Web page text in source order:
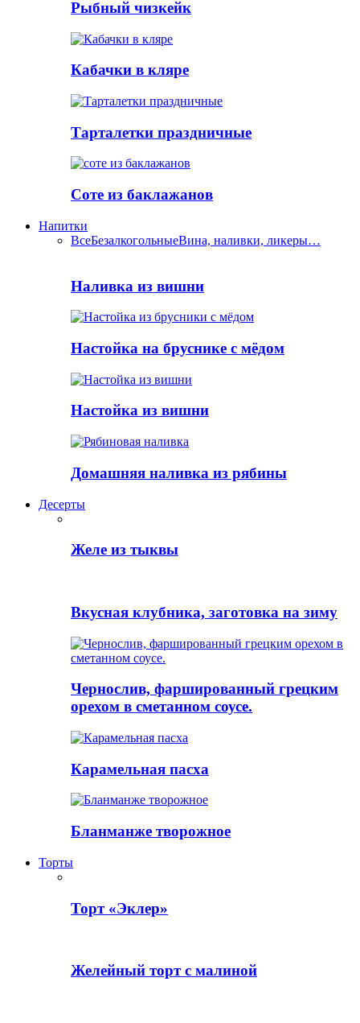
Рыбный чизкейк
Кабачки в кляре
Тарталетки праздничные
Соте из баклажанов
Напитки
ВсеБезалкогольныеВина, наливки, ликеры…
Наливка из вишни
Настойка на бруснике с мёдом
Настойка из вишни
Домашняя наливка из рябины
Десерты
Желе из тыквы
Вкусная клубника, заготовка на зиму
Чернослив, фаршированный грецким
орехом в сметанном соусе.
Карамельная пасха
Бланманже творожное
Торты
Торт «Эклер»
Желейный торт с малиной